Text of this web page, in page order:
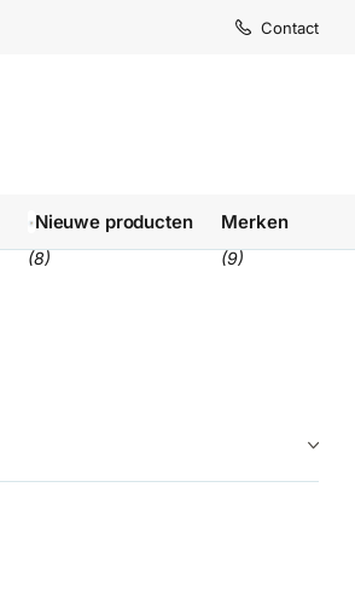
Levertijd1-3
Levertijd1-3
Contact
Nieuwe producten
(8)
Merken
(9)